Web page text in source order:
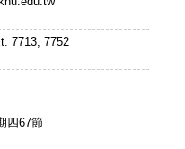
7713, 7752
四67節